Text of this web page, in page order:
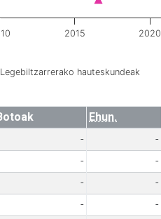
hauteskundeak
2015 2020
Ehun.
- -
- -
- -
- -